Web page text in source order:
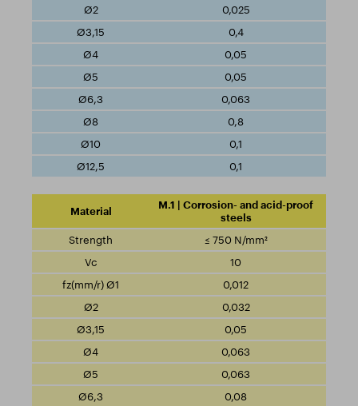
0,025
0,4
0,05
0,05
0,063
0,8
0,1
0,1
M.1 | Corrosion- and acid-proof
steels
≤ 750 N/mm²
10
0,012
0,032
0,05
0,063
0,063
0,08